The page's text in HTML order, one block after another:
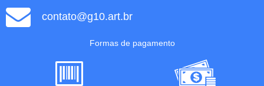
contato@g10.art.br
Formas de pagamento